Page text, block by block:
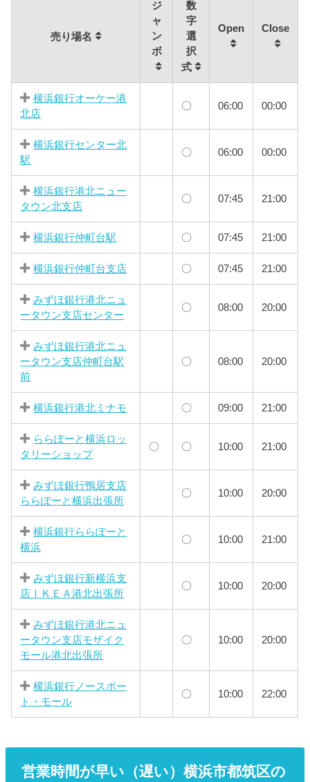
売り場名
ジ
ャ
ン
ボ
数
字
選
択
式
Open Close
横浜銀行オーケー港
北店
〇 06:00 00:00
横浜銀行センター北
駅
〇 06:00 00:00
横浜銀行港北ニュー
タウン北支店
〇 07:45 21:00
横浜銀行仲町台駅 〇 07:45 21:00
横浜銀行仲町台支店 〇 07:45 21:00
みずほ銀行港北ニュ
ータウン支店センター
〇 08:00 20:00
みずほ銀行港北ニュ
ータウン支店仲町台駅
前
〇 08:00 20:00
横浜銀行港北ミナモ 〇 09:00 21:00
ららぽーと横浜ロッ
タリーショップ
〇 〇 10:00 21:00
みずほ銀行鴨居支店
ららぽーと横浜出張所
〇 10:00 20:00
横浜銀行ららぽーと
横浜
〇 10:00 21:00
みずほ銀行新横浜支
店ＩＫＥＡ港北出張所
〇 10:00 20:00
みずほ銀行港北ニュ
ータウン支店モザイク
モール港北出張所
〇 10:00 20:00
横浜銀行ノースポー
ト・モール
〇 10:00 22:00
営業時間が早い（遅い）横浜市都筑区の